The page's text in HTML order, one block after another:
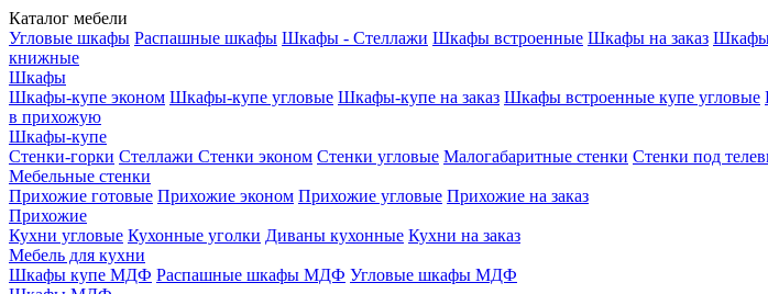
Каталог мебели
Угловые шкафы Распашные шкафы Шкафы - Стеллажи Шкафы встроенные Шкафы на заказ
книжные
Шкафы
Шкафы-купе эконом Шкафы-купе угловые Шкафы-купе на заказ Шкафы встроенные купе угловые
в прихожую
Шкафы-купе
Стенки-горки Стеллажи Стенки эконом Стенки угловые Малогабаритные стенки Стенки под
Мебельные стенки
Прихожие готовые Прихожие эконом Прихожие угловые Прихожие на заказ
Прихожие
Кухни угловые Кухонные уголки Диваны кухонные Кухни на заказ
Мебель для кухни
Шкафы купе МДФ Распашные шкафы МДФ Угловые шкафы МДФ